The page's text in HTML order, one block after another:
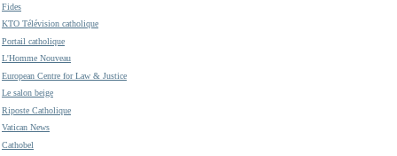
Fides
KTO Télévision catholique
Portail catholique
L'Homme Nouveau
European Centre for Law & Justice
Le salon beige
Riposte Catholique
Vatican News
Cathobel